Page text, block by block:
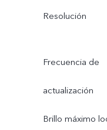
Resolución
Frecuencia de
actualización
Brillo máximo